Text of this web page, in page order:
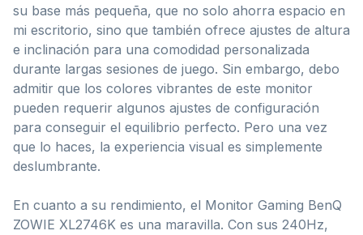
su base más pequeña, que no solo ahorra espacio en
mi escritorio, sino que también ofrece ajustes de altura
e inclinación para una comodidad personalizada
durante largas sesiones de juego. Sin embargo, debo
admitir que los colores vibrantes de este monitor
pueden requerir algunos ajustes de configuración
para conseguir el equilibrio perfecto. Pero una vez
que lo haces, la experiencia visual es simplemente
deslumbrante.
En cuanto a su rendimiento, el Monitor Gaming BenQ
ZOWIE XL2746K es una maravilla. Con sus 240Hz,